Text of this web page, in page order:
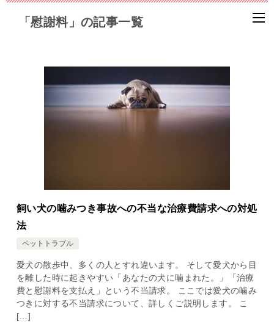
「慰謝料」の記事一覧
飼い犬の噛みつき事故への不当な治療費請求への対処
法
ペットトラブル
愛犬の散歩中、多くの人とすれ違います。 そして愛犬から目
を離した時に起きやすい「あなたの犬に噛まれた。」「治療
費と慰謝料を支払え」という不当請求。 ここでは愛犬の噛み
つきに対する不当請求について、詳しくご説明します。 こ
[…]